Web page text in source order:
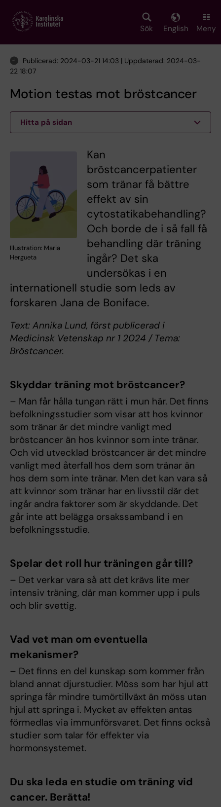
main
Sök English Meny
Publicerad: 2024-03-21 14:03 | Uppdaterad: 2024-03-
22 18:07
Motion testas mot bröstcancer
Hitta på sidan
Illustration: Maria
Hergueta
Kan
bröstcancerpatienter
som tränar få bättre
effekt av sin
cytostatikabehandling?
Och borde de i så fall få
behandling där träning
ingår? Det ska
undersökas i en
internationell studie som leds av
forskaren Jana de Boniface.
Text: Annika Lund, först publicerad i
Medicinsk Vetenskap nr 1 2024 / Tema:
Bröstcancer.
Skyddar träning mot bröstcancer?
– Man får hålla tungan rätt i mun här. Det finns
befolkningsstudier som visar att hos kvinnor
som tränar är det mindre vanligt med
bröstcancer än hos kvinnor som inte tränar.
Och vid utvecklad bröstcancer är det mindre
vanligt med återfall hos dem som tränar än
hos dem som inte tränar. Men det kan vara så
att kvinnor som tränar har en livsstil där det
ingår andra faktorer som är skyddande. Det
går inte att belägga orsakssamband i en
befolkningsstudie.
Spelar det roll hur träningen går till?
– Det verkar vara så att det krävs lite mer
intensiv träning, där man kommer upp i puls
och blir svettig.
Vad vet man om eventuella
mekanismer?
– Det finns en del kunskap som kommer från
bland annat djurstudier. Möss som har hjul att
springa får mindre tumörtillväxt än möss utan
hjul att springa i. Mycket av effekten antas
förmedlas via immunförsvaret. Det finns också
studier som talar för effekter via
hormonsystemet.
Du ska leda en studie om träning vid
cancer. Berätta!